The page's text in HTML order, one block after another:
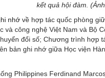
kết quả hội đàm.
nhớ về hợp tác quốc phòng
và công nghệ Việt Nam và Bộ
đổi số; Chương trình hợp
bản ghi nhớ giữa Học viện
Philippines Ferdinand